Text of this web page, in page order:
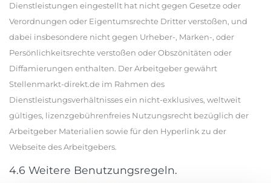
Dienstleistungen eingestellt hat nicht gegen Gesetze oder
Verordnungen oder Eigentumsrechte Dritter verstoßen, und
dabei insbesondere nicht gegen Urheber-, Marken-, oder
Persönlichkeitsrechte verstoßen oder Obszönitäten oder
Diffamierungen enthalten. Der Arbeitgeber gewährt
Stellenmarkt-direkt.de im Rahmen des
Dienstleistungsverhältnisses ein nicht-exklusives, weltweit
gültiges, lizenzgebührenfreies Nutzungsrecht bezüglich der
Arbeitgeber Materialien sowie für den Hyperlink zu der
Webseite des Arbeitgebers.
4.6 Weitere Benutzungsregeln.